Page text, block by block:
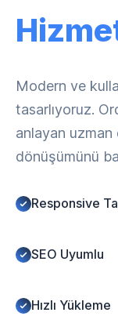
Modern ve
tasarlıyoruz.
anlayan
dönüşümünü
Responsive
SEO Uyumlu
Hızlı Yükleme